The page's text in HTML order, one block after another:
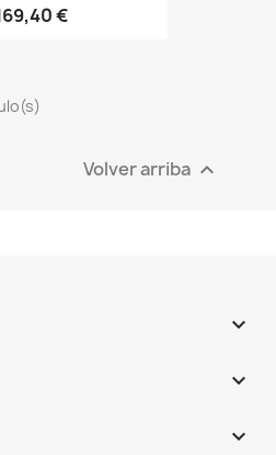
€
Volver arriba 


